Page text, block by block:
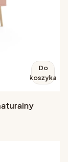
Do
koszyka